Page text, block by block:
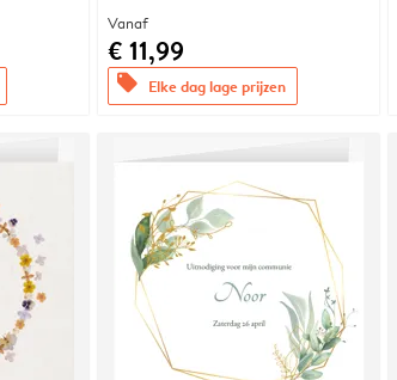
Vanaf
€ 11,99
offers Elke dag lage prijzen